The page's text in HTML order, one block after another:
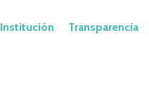
Institución Transparencia